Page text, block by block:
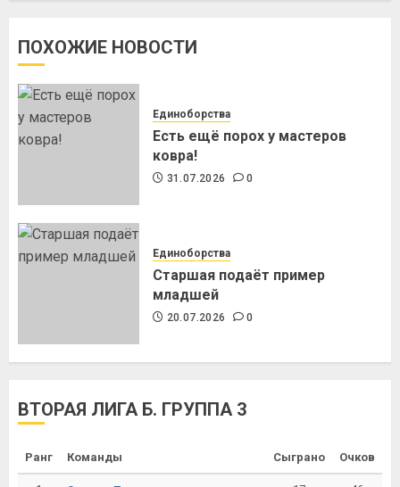
ПОХОЖИЕ НОВОСТИ
Единоборства
Есть ещё порох у мастеров
ковра!
31.07.2026 0
Единоборства
Старшая подаёт пример
младшей
20.07.2026 0
ВТОРАЯ ЛИГА Б. ГРУППА 3
Ранг Команды Сыграно Очков